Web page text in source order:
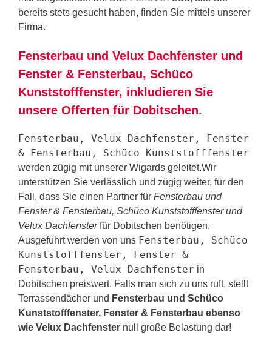
bereits stets gesucht haben, finden Sie mittels unserer
Firma.
Fensterbau und Velux Dachfenster und
Fenster & Fensterbau, Schüco
Kunststofffenster, inkludieren Sie
unsere Offerten für Dobitschen.
Fensterbau, Velux Dachfenster, Fenster
& Fensterbau, Schüco Kunststofffenster
werden zügig mit unserer Wigards geleitet.Wir
unterstützen Sie verlässlich und zügig weiter, für den
Fall, dass Sie einen Partner für Fensterbau und
Fenster & Fensterbau, Schüco Kunststofffenster und
Velux Dachfensterfür Dobitschen benötigen.
Ausgeführt werden von uns Fensterbau, Schüco
Kunststofffenster, Fenster &
Fensterbau, Velux Dachfenster in
Dobitschen preiswert. Falls man sich zu uns ruft, stellt
Terrassendächer und Fensterbau und Schüco
Kunststofffenster, Fenster & Fensterbau ebenso
wie Velux Dachfenster null große Belastung dar!